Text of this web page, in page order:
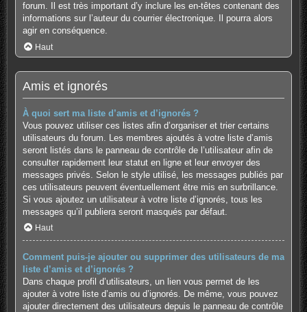
forum. Il est très important d’y inclure les en-têtes contenant des
informations sur l’auteur du courrier électronique. Il pourra alors
agir en conséquence.
Haut
Amis et ignorés
À quoi sert ma liste d’amis et d’ignorés ?
Vous pouvez utiliser ces listes afin d’organiser et trier certains
utilisateurs du forum. Les membres ajoutés à votre liste d’amis
seront listés dans le panneau de contrôle de l’utilisateur afin de
consulter rapidement leur statut en ligne et leur envoyer des
messages privés. Selon le style utilisé, les messages publiés par
ces utilisateurs peuvent éventuellement être mis en surbrillance.
Si vous ajoutez un utilisateur à votre liste d’ignorés, tous les
messages qu’il publiera seront masqués par défaut.
Haut
Comment puis-je ajouter ou supprimer des utilisateurs de ma
liste d’amis et d’ignorés ?
Dans chaque profil d’utilisateurs, un lien vous permet de les
ajouter à votre liste d’amis ou d’ignorés. De même, vous pouvez
ajouter directement des utilisateurs depuis le panneau de contrôle